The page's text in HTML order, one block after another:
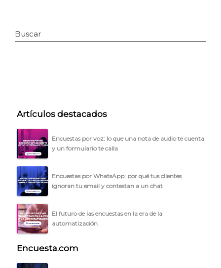
PRECIOS
BLOG
ACCEDER →
Buscar
Artículos destacados
Encuestas por voz: lo que una nota de audio te cuenta
y un formulario te calla
Encuestas por WhatsApp: por qué tus clientes
ignoran tu email y contestan a un chat
El futuro de las encuestas en la era de la
automatización
Encuesta.com